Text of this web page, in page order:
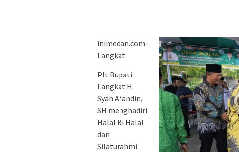
inimedan.com-
Langkat.
Plt Bupati
Langkat H.
Syah Afandin,
SH menghadiri
Halal Bi Halal
dan
Silaturahmi